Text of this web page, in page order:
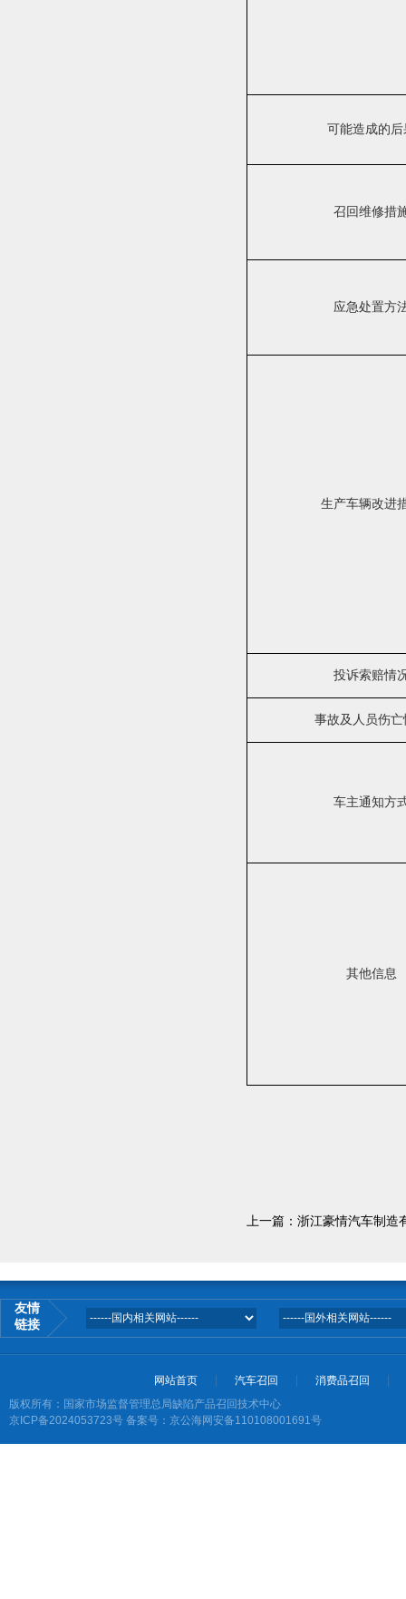
可能造成的后
召回维修措
应急处置方
生产车辆改进
投诉索赔情
事故及人员伤亡
车主通知方
其他信息
上一篇： 浙江豪情汽车制造
友情
链接
网站首页 汽车召回
消费品召回
版权所有：国家市场监督管理总局缺陷产品召回技术中心
京ICP备2024053723号 备案号：京公海网安备110108001691号